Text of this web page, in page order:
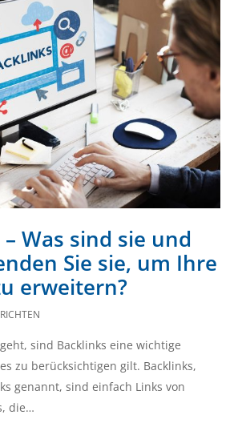
Was sind sie und
Sie sie, um Ihre
erweitern?
sind Backlinks eine wichtige
zu berücksichtigen gilt. Backlinks,
genannt, sind einfach Links von
die…